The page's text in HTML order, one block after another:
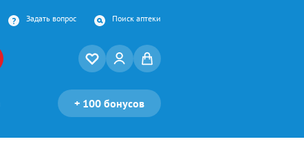
Задать вопрос Поиск аптеки
+ 100 бонусов